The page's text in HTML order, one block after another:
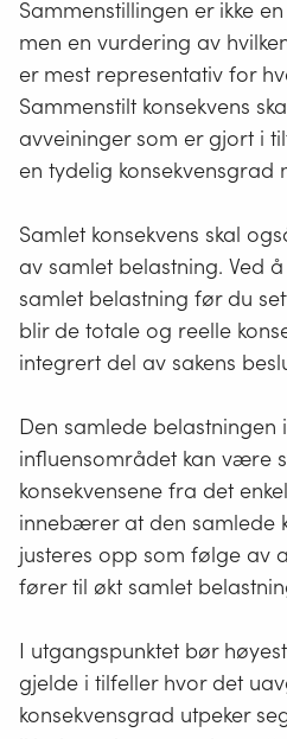
Sammenstillingen er ikke
men en vurdering av
er mest representativ for
Sammenstilt konsekvens
avveininger som er gjort i
en tydelig konsekvensgrad
Samlet konsekvens skal
av samlet belastning. Ved
samlet belastning før du
blir de totale og reelle
integrert del av sakens
Den samlede belastningen
influensområdet kan være
konsekvensene fra det
innebærer at den samlede
justeres opp som følge av
fører til økt samlet
I utgangspunktet bør
gjelde i tilfeller hvor det
konsekvensgrad utpeker